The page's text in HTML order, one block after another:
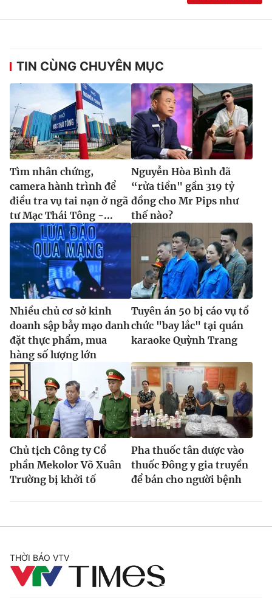
TIN CÙNG CHUYÊN MỤC
Tìm nhân chứng,
camera hành trình để
điều tra vụ tai nạn ở ngã
tư Mạc Thái Tông -...
Nguyễn Hòa Bình đã
“rửa tiền" gần 319 tỷ
đồng cho Mr Pips như
thế nào?
Nhiều chủ cơ sở kinh
doanh sập bẫy mạo danh
đặt thực phẩm, mua
hàng số lượng lớn
Tuyên án 50 bị cáo vụ tổ
chức "bay lắc" tại quán
karaoke Quỳnh Trang
Chủ tịch Công ty Cổ
phần Mekolor Võ Xuân
Trường bị khởi tố
Pha thuốc tân dược vào
thuốc Đông y gia truyền
để bán cho người bệnh
THỜI BÁO VTV